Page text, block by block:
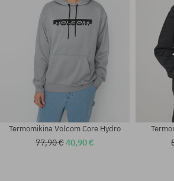
Termomikina Volcom Core Hydro
77,90 €40,90 €